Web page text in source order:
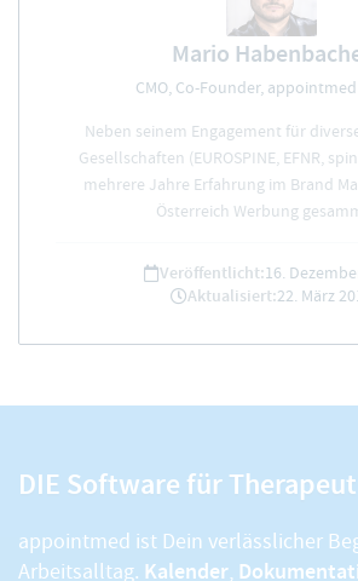
Mario
CMO, Co-Founder,
Neben seinem Engagement für
Gesellschaften (EUROSPINE, EFNR,
mehrere Jahre Erfahrung im Brand
Österreich Werbung
Veröffentlicht:16.
Aktualisiert:22. März
DIE Software für
appointmed ist Dein verlässlicher
Arbeitsalltag. Kalender,